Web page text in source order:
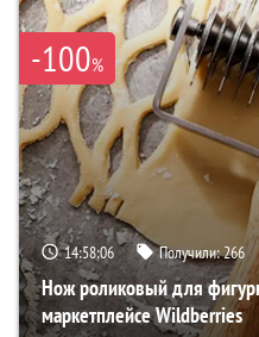
-100%
14:58:05 Получили:266
Нож роликовый для
маркетплейсе Wildberries